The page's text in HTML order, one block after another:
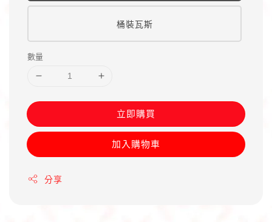
桶裝瓦斯
數量
立即購買
加入購物車
分享